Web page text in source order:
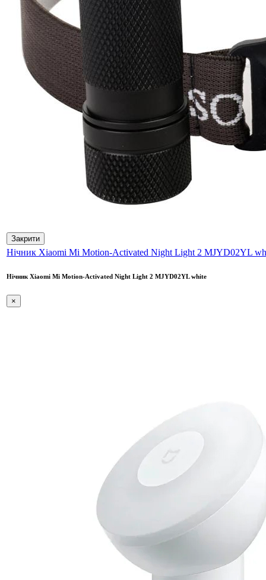
Закрити
Нічник Xiaomi Mi Motion-Activated Night Light 2 MJYD02YL
Нічник Xiaomi Mi Motion-Activated Night Light 2 MJYD02YL white
×